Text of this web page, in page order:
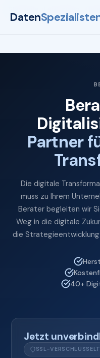
Daten
Partner
Die digitale
muss zu Ihrem
Berater begleiten wir
Weg in die digitale
die
40+
Jetzt
SSL-VERSCHLÜSSELT